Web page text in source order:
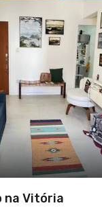
na Vitória